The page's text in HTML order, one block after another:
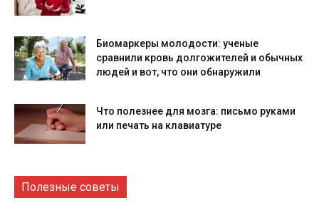
Биомаркеры молодости: ученые
сравнили кровь долгожителей и обычных
людей и вот, что они обнаружили
Что полезнее для мозга: письмо руками
или печать на клавиатуре
Полезные советы